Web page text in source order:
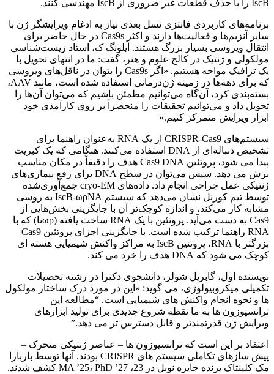
IscB را با حذف قطعات غیر ضروری از IscB مهندسی کنند.
برنامه‌های کاربردی فانتزی نسل بعدی نیاز به ادغام ویرایشگر ژن با
سایر آنزیم‌ها و فعالیت‌ها دارند و اکثر Cas9s در حال حاضر برای
انتقال ویروسی بسیار بزرگ هستند. آیلونگ ک، استاد زیست‌شناسی
مولکولی و ژنتیک در کالج علوم و هنر، گفت: ما در انتهای تحویل با
یک ترافیک مواجه هستیم. «اگر Cas9s را بتوان در ناقل‌های ویروسی
که برای دهه‌ها در زمینه ژن‌درمانی استفاده شده است، مانند AAV،
بسته‌بندی کرد، آن‌گاه می‌توانیم مطمئن باشیم که می‌توان آن‌ها را
تحویل داد و می‌توانیم تحقیقات را منحصراً بر روی کارآمدی خود
ابزار ویرایش متمرکز کنیم.»
سیستم‌های CRISPR-Cas9 از یک RNA به‌عنوان راهنما برای
تشخیص دنباله‌ای از DNA استفاده می‌کنند. هنگامی که یک کبریت
پیدا می شود، پروتئین Cas9 DNA هدف را دقیقاً در مکان مناسب
برش می دهد. سپس می‌توان در سطح DNA برای رفع بیماری‌های
ژنتیکی عمل جراحی انجام داد. داده‌های cryo-EM جمع‌آوری‌شده
توسط تیم کورنل نشان می‌دهد که سیستم IscB-ωρNA به روشی
مشابه کار می‌کند، و اندازه کوچک‌تر آن با جایگزینی بخش‌هایی از
Cas9 به دست می‌آید. پروتئین با یک RNA ساخت یافته (ωρنا) که با
RNA راهنما ترکیب شده است. با جایگزینی اجزای پروتئین Cas9
بزرگتر با RNA، پروتئین IscB به مراکز واکنش شیمیایی هسته ای
کوچک می شود که DNA هدف را خرد می کند.
نویسنده اول، گابریل شولر، دانشجوی دکترا در رشته تحصیلات
تکمیلی میکروبیولوژی، می گوید: «این در مورد درک ساختار مولکول
ها و نحوه انجام واکنش های شیمیایی است. “مطالعه این
ترانسپوزون ها به ما نقطه شروع جدیدی برای تولید ابزارهای
ویرایش ژن قدرتمندتر و قابل دسترس تر می دهد.”
اعتقاد بر این است که ترانسپوزون ها – عناصر ژنتیکی متحرک –
پیش سازهای تکاملی سیستم های CRISPR بودند. آنها توسط باربارا
مک کلینتاک برنده جایزه نوبل در 23، MA ’25، PhD ’27 کشف شدند.